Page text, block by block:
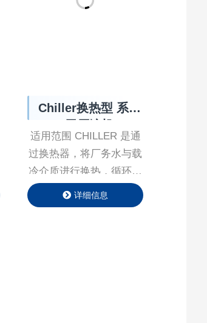
Chiller换热型 系统
适用范围 CHILLER 是通
过换热器，将厂务水与载
冷介质进行换热，循环泵
驱动载冷介质循环，并且
同时实现精准控温功能，
详细信息